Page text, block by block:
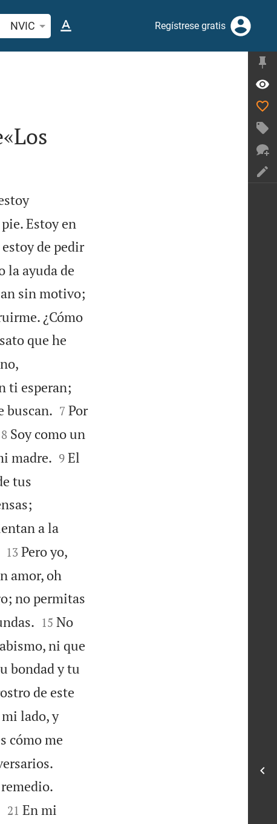
versículo bíblico o palabra
NVIC Regístrese gratis
Estoy en
de pedir
la ayuda de
sin motivo;
¿Cómo
que he
ti esperan;
buscan.
7 Por

8 Soy como un
madre.
9 El
tus

a la

13 Pero yo,
amor, oh
no permitas

15 No
ni que
bondad y tu
de este
lado, y
cómo me


21 En mi